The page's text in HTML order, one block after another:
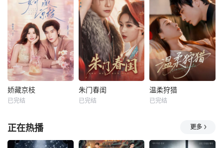
娇藏京枝
已完结
朱门春闺
已完结
温柔狩猎
已完结
正在热播 更多